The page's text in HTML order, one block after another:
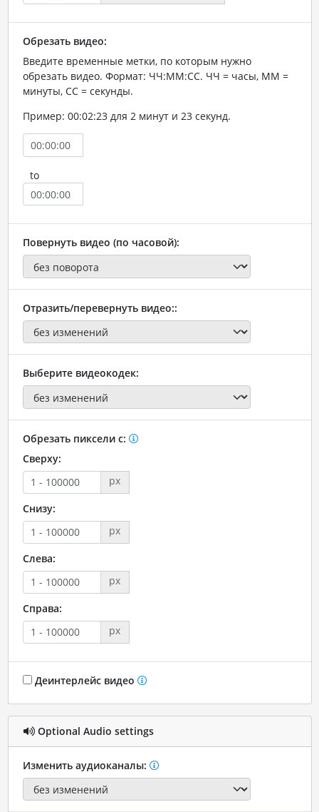
Обрезать видео:
Введите временные метки, по которым нужно
обрезать видео. Формат: ЧЧ:ММ:СС. ЧЧ = часы, ММ =
минуты, СС = секунды.
Пример: 00:02:23 для 2 минут и 23 секунд.
to
Повернуть видео (по часовой):
Отразить/перевернуть видео::
Выберите видеокодек:
Обрезать пиксели с:
Сверху:
px
Снизу:
px
Слева:
px
Справа:
px
Деинтерлейс видео
Optional Audio settings
Изменить аудиоканалы: